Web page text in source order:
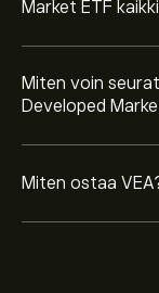
Market ETF
Miten voin
Developed
Miten ostaa